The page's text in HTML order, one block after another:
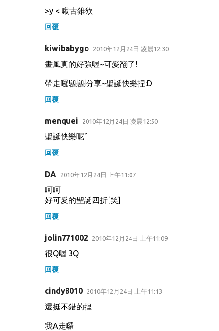
>y < 啾古錐欸
回覆
kiwibabygo 2010年12月24日 凌晨12:30
畫風真的好強喔~可愛翻了!
帶走囉!謝謝分享~聖誕快樂捏:D
回覆
menquei 2010年12月24日 凌晨12:50
聖誕快樂呢ˇ
回覆
DA 2010年12月24日 上午11:07
呵呵
好可愛的聖誕四折[笑]
回覆
jolin771002 2010年12月24日 上午11:09
很Q喔 3Q
回覆
cindy8010 2010年12月24日 上午11:13
還挺不錯的捏
我A走囉